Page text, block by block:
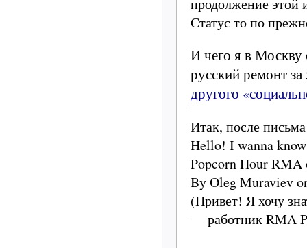
продолжение этой
Статус то по
И чего я в
русский ремонт
другого
Итак, после
Hello! I wanna
Popcorn Hour RMA
By Oleg Muraviev
(Привет! Я хочу
— работник RMA